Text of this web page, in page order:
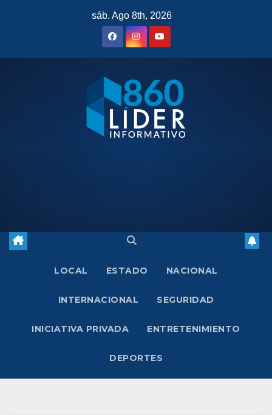
sáb. Ago 8th, 2026
LOCAL ESTADO NACIONAL
INTERNACIONAL SEGURIDAD
INICIATIVA PRIVADA ENTRETENIMIENTO
DEPORTES